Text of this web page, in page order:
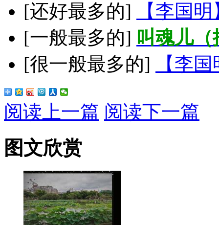
[还好最多的]
【李国
[一般最多的] 叫魂儿
[很一般最多的]
【李
阅读上一篇 阅读下一篇
图文欣赏